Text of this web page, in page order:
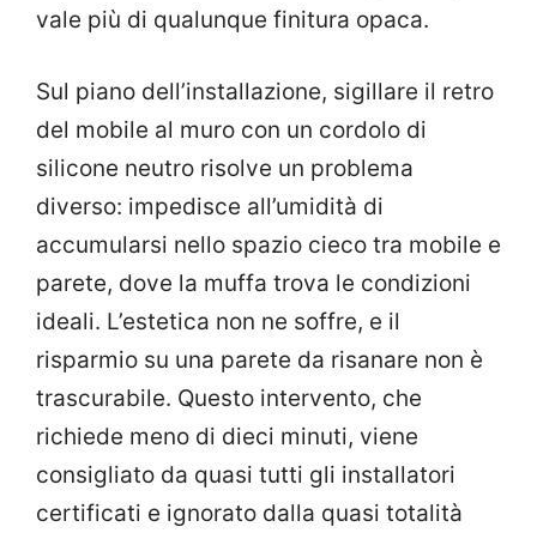
vale più di qualunque finitura opaca.
Sul piano dell’installazione, sigillare il retro
del mobile al muro con un cordolo di
silicone neutro risolve un problema
diverso: impedisce all’umidità di
accumularsi nello spazio cieco tra mobile e
parete, dove la muffa trova le condizioni
ideali. L’estetica non ne soffre, e il
risparmio su una parete da risanare non è
trascurabile. Questo intervento, che
richiede meno di dieci minuti, viene
consigliato da quasi tutti gli installatori
certificati e ignorato dalla quasi totalità